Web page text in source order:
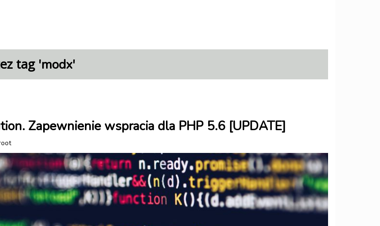
tag 'modx'
Zapewnienie wspracia dla PHP 5.6 [UPDATE]